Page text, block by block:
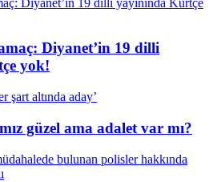
Diyanet’in 19 dilli
yok!
güzel ama adalet var mı?